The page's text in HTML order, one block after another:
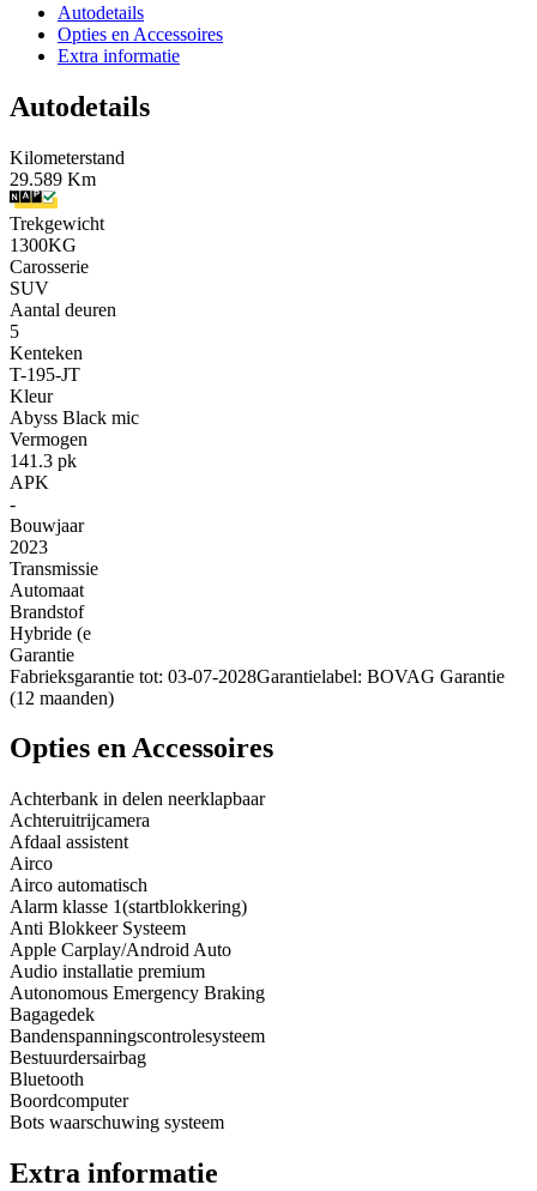
Autodetails
Opties en Accessoires
Extra informatie
Autodetails
Kilometerstand
29.589 Km
Trekgewicht
1300KG
Carosserie
SUV
Aantal deuren
5
Kenteken
T-195-JT
Kleur
Abyss Black mic
Vermogen
141.3 pk
APK
-
Bouwjaar
2023
Transmissie
Automaat
Brandstof
Hybride (e
Garantie
Fabrieksgarantie tot: 03-07-2028Garantielabel: BOVAG Garantie
(12 maanden)
Opties en Accessoires
Achterbank in delen neerklapbaar
Achteruitrijcamera
Afdaal assistent
Airco
Airco automatisch
Alarm klasse 1(startblokkering)
Anti Blokkeer Systeem
Apple Carplay/Android Auto
Audio installatie premium
Autonomous Emergency Braking
Bagagedek
Bandenspanningscontrolesysteem
Bestuurdersairbag
Bluetooth
Boordcomputer
Bots waarschuwing systeem
Extra informatie